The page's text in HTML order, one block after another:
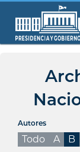
Autores
Todo A B